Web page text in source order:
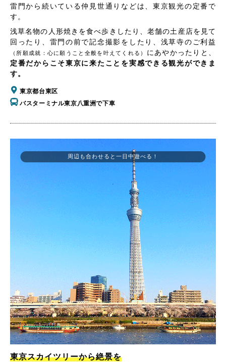
雷門から続いている仲見世通りなどは、東京観光の定番で
す。
浅草名物の人形焼きを食べ歩きしたり、老舗の土産店を見て
回ったり、雷門の前で記念撮影をしたり、浅草寺のご利益
（所願成就：心に願うこと全般を叶えてくれる）
にあやかったりと、
定番だからこそ東京に来たことを実感できる観光ができま
す。
東京都台東区
バスターミナル東京八重洲で下車
周辺も合わせると一日中遊べる！
東京スカイツリーから絶景を